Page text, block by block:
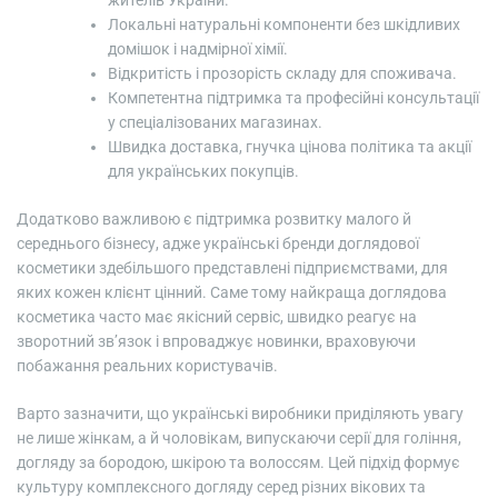
Локальні натуральні компоненти без шкідливих
домішок і надмірної хімії.
Відкритість і прозорість складу для споживача.
Компетентна підтримка та професійні консультації
у спеціалізованих магазинах.
Швидка доставка, гнучка цінова політика та акції
для українських покупців.
Додатково важливою є підтримка розвитку малого й
середнього бізнесу, адже українські бренди доглядової
косметики здебільшого представлені підприємствами, для
яких кожен клієнт цінний. Саме тому найкраща доглядова
косметика часто має якісний сервіс, швидко реагує на
зворотний зв’язок і впроваджує новинки, враховуючи
побажання реальних користувачів.
Варто зазначити, що українські виробники приділяють увагу
не лише жінкам, а й чоловікам, випускаючи серії для гоління,
догляду за бородою, шкірою та волоссям. Цей підхід формує
культуру комплексного догляду серед різних вікових та